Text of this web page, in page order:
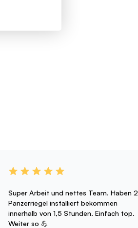
Super Arbeit und nettes Team. Haben 2
Panzerriegel installiert bekommen
innerhalb von 1,5 Stunden. Einfach top.
Weiter so 💪